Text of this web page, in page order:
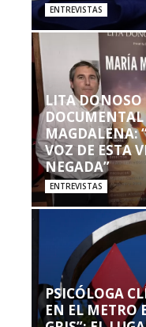
ENTREVISTAS
LITA DONOSO
MAGDALENA:
VOZ DE ESTA
NEGADA”
ENTREVISTAS
PSICÓLOGA
EN EL METRO